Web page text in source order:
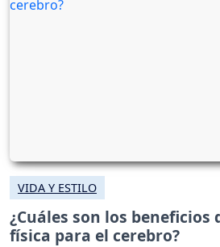
VIDA Y ESTILO
¿Cuáles son los beneficios
física para el cerebro?